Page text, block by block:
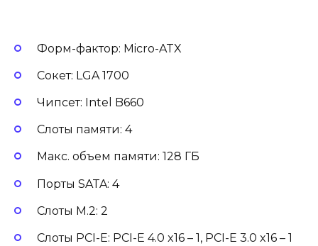
Форм-фактор: Micro-ATX
Сокет: LGA 1700
Чипсет: Intel B660
Слоты памяти: 4
Макс. объем памяти: 128 ГБ
Порты SATA: 4
Слоты M.2: 2
Слоты PCI-E: PCI-E 4.0 x16 – 1, PCI-E 3.0 x16 – 1